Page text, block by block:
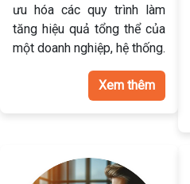
ưu hóa các quy trình làm
tăng hiệu quả tổng thể của
một doanh nghiệp, hệ thống.
Xem thêm